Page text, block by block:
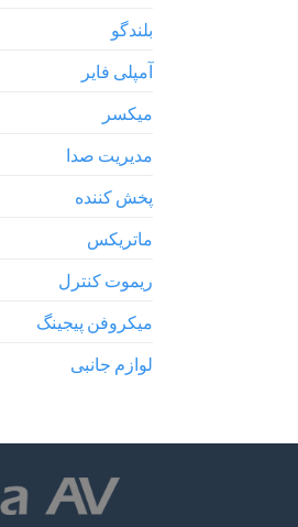
بلندگو
آمپلی فایر
میکسر
مدیریت صدا
پخش کننده
ماتریکس
ریموت کنترل
میکروفن پیجینگ
لوازم جانبی